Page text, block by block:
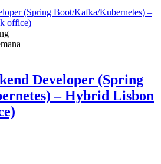
(Spring Boot/Kafka/Kubernetes) –
office)
Developer (Spring
– Hybrid Lisbon